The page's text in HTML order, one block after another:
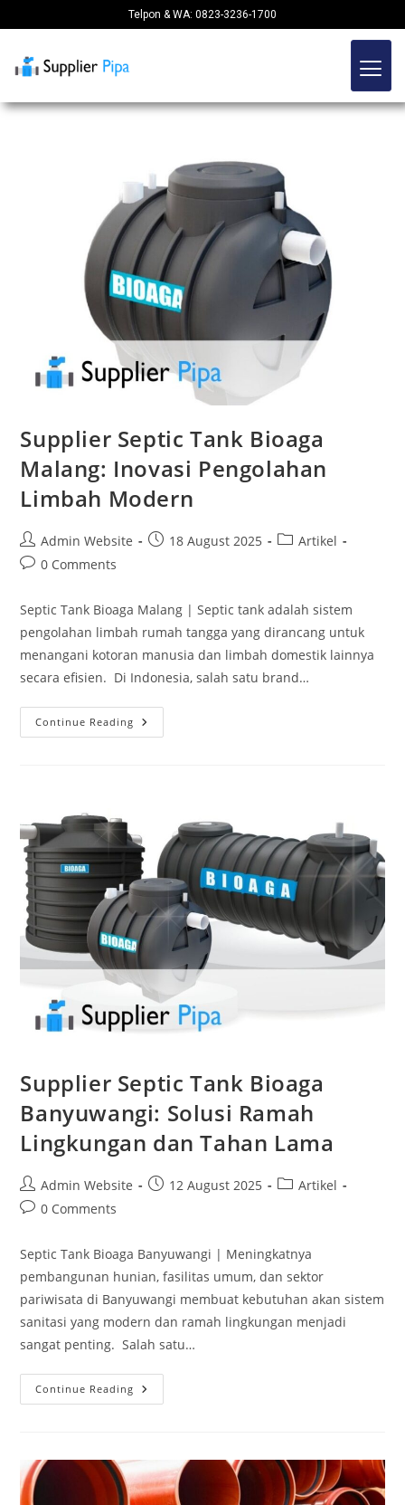
Telpon & WA: 0823-3236-1700
Supplier Septic Tank Bioaga
Malang: Inovasi Pengolahan
Limbah Modern
Admin Website 18 August 2025
Artikel
0 Comments
Septic Tank Bioaga Malang | Septic tank adalah sistem
pengolahan limbah rumah tangga yang dirancang untuk
menangani kotoran manusia dan limbah domestik lainnya
secara efisien. Di Indonesia, salah satu brand…
Continue Reading
Supplier Septic Tank Bioaga
Banyuwangi: Solusi Ramah
Lingkungan dan Tahan Lama
Admin Website 12 August 2025
Artikel
0 Comments
Septic Tank Bioaga Banyuwangi | Meningkatnya
pembangunan hunian, fasilitas umum, dan sektor
pariwisata di Banyuwangi membuat kebutuhan akan sistem
sanitasi yang modern dan ramah lingkungan menjadi
sangat penting. Salah satu…
Continue Reading